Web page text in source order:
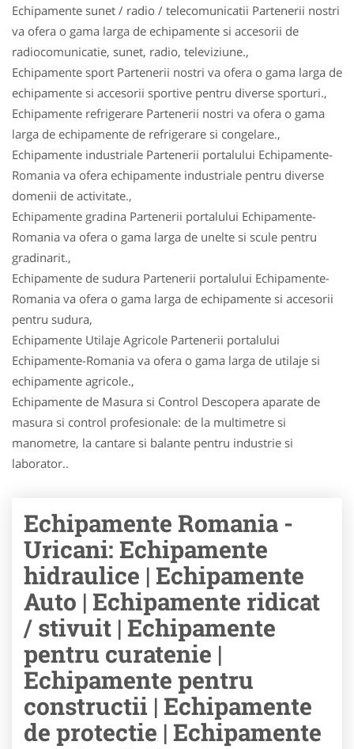
Echipamente sunet / radio / telecomunicatii Partenerii nostri
va ofera o gama larga de echipamente si accesorii de
radiocomunicatie, sunet, radio, televiziune.,
Echipamente sport Partenerii nostri va ofera o gama larga de
echipamente si accesorii sportive pentru diverse sporturi.,
Echipamente refrigerare Partenerii nostri va ofera o gama
larga de echipamente de refrigerare si congelare.,
Echipamente industriale Partenerii portalului Echipamente-
Romania va ofera echipamente industriale pentru diverse
domenii de activitate.,
Echipamente gradina Partenerii portalului Echipamente-
Romania va ofera o gama larga de unelte si scule pentru
gradinarit.,
Echipamente de sudura Partenerii portalului Echipamente-
Romania va ofera o gama larga de echipamente si accesorii
pentru sudura,
Echipamente Utilaje Agricole Partenerii portalului
Echipamente-Romania va ofera o gama larga de utilaje si
echipamente agricole.,
Echipamente de Masura si Control Descopera aparate de
masura si control profesionale: de la multimetre si
manometre, la cantare si balante pentru industrie si
laborator..
Echipamente Romania -
Uricani: Echipamente
hidraulice | Echipamente
Auto | Echipamente ridicat
/ stivuit | Echipamente
pentru curatenie |
Echipamente pentru
constructii | Echipamente
de protectie | Echipamente